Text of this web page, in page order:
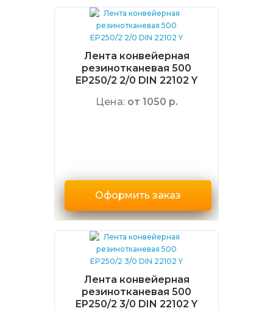
Лента конвейерная
резинотканевая 500
EP250/2 2/0 DIN 22102 Y
Цена: от 1050 р.
Оформить заказ
Лента конвейерная
резинотканевая 500
EP250/2 3/0 DIN 22102 Y